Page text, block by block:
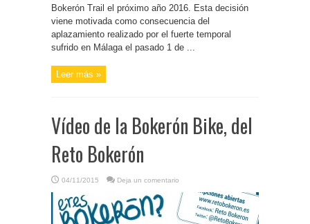
Bokerón Trail el próximo año 2016. Esta decisión
viene motivada como consecuencia del
aplazamiento realizado por el fuerte temporal
sufrido en Málaga el pasado 1 de ...
Leer más »
Vídeo de la Bokerón Bike, del
Reto Bokerón
04/11/2015 Deja un comentario